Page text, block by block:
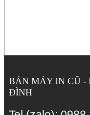
BÁN MÁY IN CŨ -
ĐÌNH